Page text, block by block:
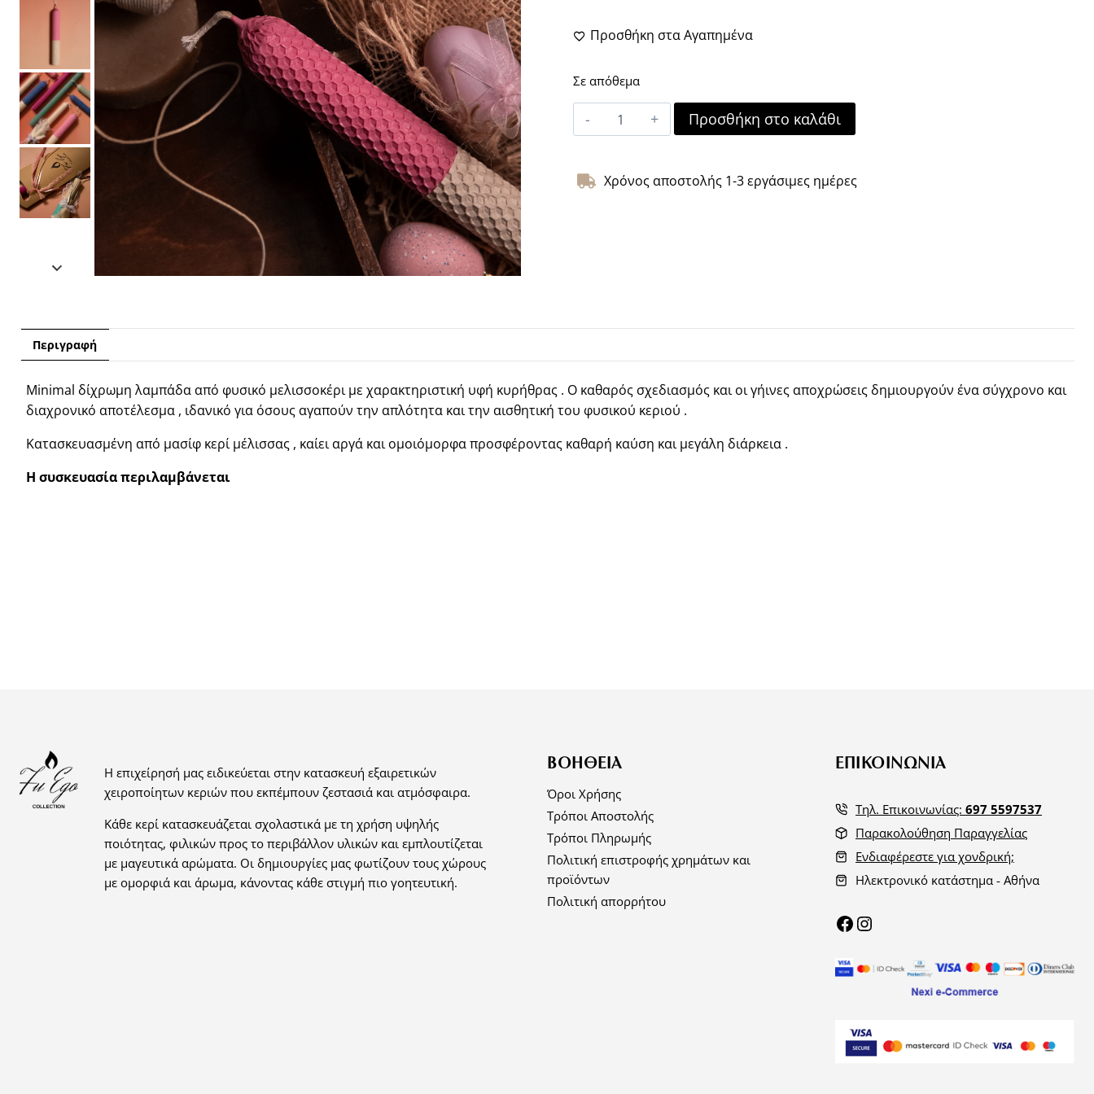
Προσθήκη στα Αγαπημένα
Σε απόθεμα
Λαμπάδα
–
Flame
Προσθήκη στο καλάθι
Χρόνος αποστολής 1-3 εργάσιμες ημέρες
Περιγραφή
Minimal δίχρωμη λαμπ΄αδα από φυσικό μελισσοκέρι με χαρακτηριστική υφή κυρήθρας . Ο καθαρός σχεδιασμός και οι γήινες αποχρώσεις δημιουργούν ένα σύγχρονο και
διαχρονικό αποτέλεσμα , ιδανικό για όσους αγαπούν την απλότητα και την αισθητική του φυσικού κεριού .
Κατασκευασμένη από μασίφ κερί μέλισσας , καίει αργά και ομοιόμορφα προσφέροντας καθαρή καύση και μεγάλη διάρκεια .
Η συσκευασία περιλαμβάνεται
Η επιχείρησή μας ειδικεύεται στην κατασκευή εξαιρετικών
χειροποίητων κεριών που εκπέμπουν ζεστασιά και ατμόσφαιρα.
Κάθε κερί κατασκευάζεται σχολαστικά με τη χρήση υψηλής
ποιότητας, φιλικών προς το περιβάλλον υλικών και εμπλουτίζεται
με μαγευτικά αρώματα. Οι δημιουργίες μας φωτίζουν τους χώρους
με ομορφιά και άρωμα, κάνοντας κάθε στιγμή πιο γοητευτική.
ΒΟΉΘΕΙΑ
Όροι Χρήσης
Τρόποι Αποστολής
Τρόποι Πληρωμής
Πολιτική επιστροφής χρημάτων και
προϊόντων
Πολιτική απορρήτου
ΕΠΙΚΟΙΝΩΝΙΑ
Τηλ. Επικοινωνίας: 697 5597537
Παρακολούθηση Παραγγελίας
Ενδιαφέρεστε για χονδρική;
Ηλεκτρονικό κατάστημα - Αθήνα
Facebook
Instagram